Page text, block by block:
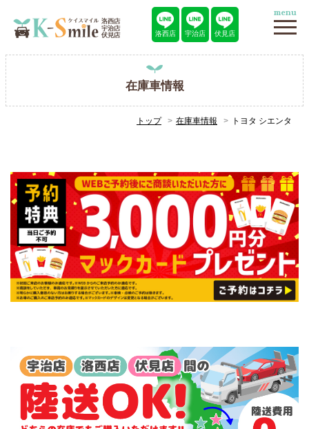
洛西店 宇治店 伏見店
menu
在庫車情報
トップ 在庫車情報 トヨタ シエンタ